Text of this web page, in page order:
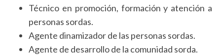
Técnico en promoción, formación y atención a
personas sordas.
Agente dinamizador de las personas sordas.
Agente de desarrollo de la comunidad sorda.